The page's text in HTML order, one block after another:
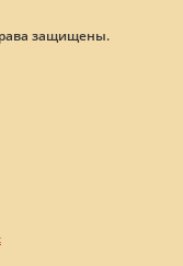
защищены.